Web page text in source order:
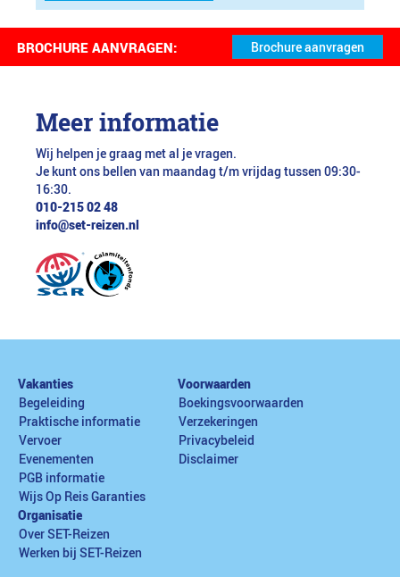
BROCHURE AANVRAGEN:
Meer informatie
Wij helpen je graag met al je vragen.
Je kunt ons bellen van maandag t/m vrijdag tussen 09:30-
16:30.
010-215 02 48
info@set-reizen.nl
Vakanties
Begeleiding
Praktische informatie
Vervoer
Evenementen
PGB informatie
Wijs Op Reis Garanties
Voorwaarden
Boekingsvoorwaarden
Verzekeringen
Privacybeleid
Disclaimer
Organisatie
Over SET-Reizen
Werken bij SET-Reizen